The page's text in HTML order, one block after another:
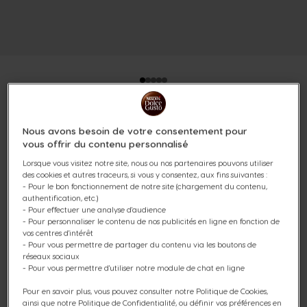
MINI PACK 100% CAFE 96
CAPSULES
(2)
Capsules:x96
Icône capsules
Découvrez notre Mini Pack Dégustation 100% café
composé de 6 boites de capsules café NESCAFÉ® Dolce
Lungo, Espresso intenso, Espresso, Grande et profitez de
Nous avons besoin de votre consentement pour
vous offrir du contenu personnalisé
Lorsque vous visitez notre site, nous ou nos partenaires pouvons utiliser
des cookies et autres traceurs, si vous y consentez, aux fins suivantes :
- Pour le bon fonctionnement de notre site (chargement du contenu,
authentification, etc.)
- Pour effectuer une analyse d'audience
- Pour personnaliser le contenu de nos publicités en ligne en fonction de
vos centres d'intérêt
- Pour vous permettre de partager du contenu via les boutons de
réseaux sociaux
- Pour vous permettre d'utiliser notre module de chat en ligne
Pour en savoir plus, vous pouvez consulter notre Politique de Cookies,
ainsi que notre Politique de Confidentialité, ou définir vos préférences en